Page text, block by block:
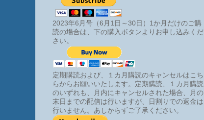
2023年6月号（6月1日～30日）1か月だけのご購
読の場合は、下の購入ボタンよりお申し込みくだ
さい。
定期購読および、１カ月購読のキャンセルはこち
らからお願いいたします。定期購読、１カ月購読
のいずれも、月内にキャンセルされた場合、月の
末日までの配信は行いますが、日割りでの返金は
行いません。あしからずご了承ください。